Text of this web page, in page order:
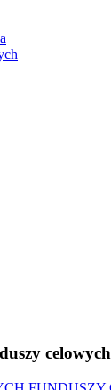
celowych